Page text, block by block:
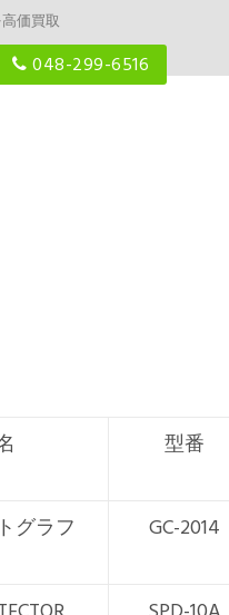
価買取
048-299-6516
型番
グラフ GC-2014